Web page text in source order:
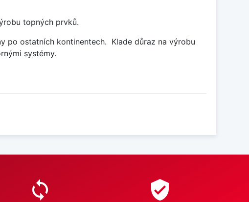
topných prvků.
po ostatních kontinentech.
Klade důraz na výrobu
systémy.
sync verified_user